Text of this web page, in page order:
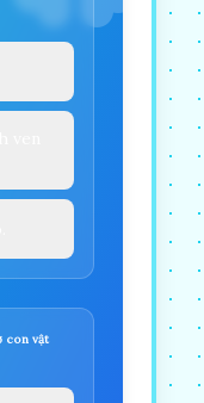
con vật